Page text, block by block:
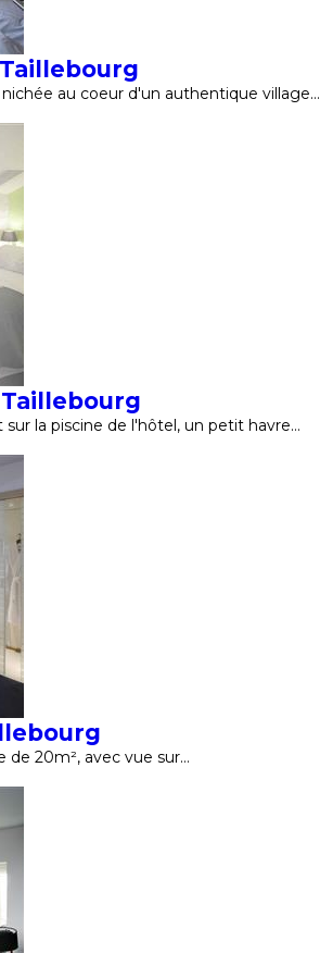
au coeur d'un authentique village…
la piscine de l'hôtel, un petit havre…
de 20m², avec vue sur…